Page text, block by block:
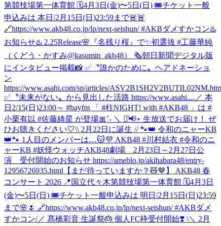
第競技場第一体育館 🗓️4月3日(金)〜5日(日) 🎟️チケット一般
申込みは 本日❕2月15日(日)23:59まで🚨🚨
🔗https://www.akb48.co.jp/lp/next-seishun/ #AKBダメすかコン♨️
お知らせ♨️ 2.25Release🌸『名残り桜』で✨初選抜 #工藤華純
（くどう・かすみ@kasumin_akb48） 🗞朝日新聞デジタル版
にインタビュー掲載📸 ✅〝誰かのために〟ヘアドネーショ
ン
https://www.asahi.com/sp/articles/
✅〝未来がない〟から見出した活路 https://www.asahi.... ／ 本
日2/15(日)23:00～ #bayfm 「 #柱NIGHT! with #AKB48 」は #
小栗有以 #佐藤綺星 が登場🎀´‐ ＼ ⋆͛📢⋆ 生放送でお届け！ ぜ
ひお聴きください🤍\\ 2月22日に誕生 // 🐾👑 令和のニャーKB
👑🐾 1人目のメンバーは…🐱💜 AKB48 #川村結衣 #令和のニ
ャーKB #妖怪ウォッチAKB48劇場 2月23日～2月27日公
演 受付開始のお知らせ https://ameblo.jp/akihabara48/entry-
12956726935.html 【まだ待っていますか？🧸🤎】 AKB48 春
コンサート 2026 📍国立代々木第競技場第一体育館 🗓️4月3日
(金)〜5日(日) 🎟️チケット一般申込みは 明日❕2月15日(日)23:59
まで🌸🌷 🔗https://www.akb48.co.jp/lp/next-seishun/ #AKBダメ
すかコン/／ 髙橋彩音 生誕祭🎂 個人FC枠受付開始❣️ \＼ 2月